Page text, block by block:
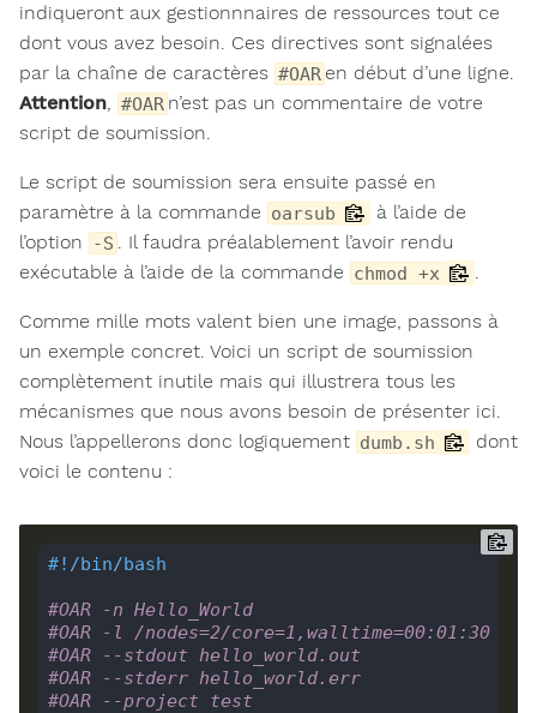
indiqueront aux gestionnnaires de ressources tout ce
dont vous avez besoin. Ces directives sont signalées
par la chaîne de caractères #OAR en début d’une ligne.
Attention, #OAR n’est pas un commentaire de votre
script de soumission.
Le script de soumission sera ensuite passé en
paramètre à la commande oarsub
à l’aide de
l’option
-S . Il faudra préalablement l’avoir rendu
exécutable à l’aide de la commande chmod +x .
Comme mille mots valent bien une image, passons à
un exemple concret. Voici un script de soumission
complètement inutile mais qui illustrera tous les
mécanismes que nous avons besoin de présenter ici.
Nous l’appellerons donc logiquement dumb.sh
dont
voici le contenu :
#OAR -n Hello_World
#OAR -l /nodes=2/core=1,walltime=00:01:30
#OAR --stdout hello_world.out
#OAR --stderr hello_world.err
#OAR --project test